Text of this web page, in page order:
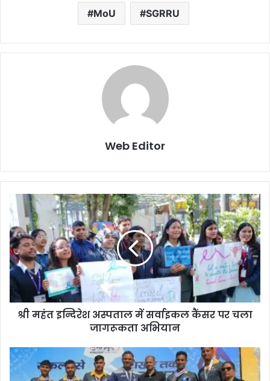
MoU SGRRU
Web Editor
श्री महंत इन्दिरेश अस्पताल में सर्वाइकल कैंसर पर चला
जागरूकता अभियान